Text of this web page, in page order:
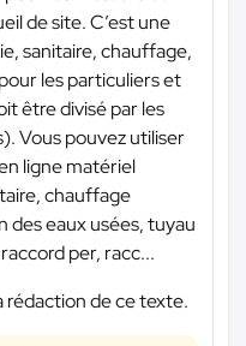
de site. C’est une
sanitaire, chauffage,
les particuliers et
être divisé par les
Vous pouvez utiliser
ligne matériel
chauffage
des eaux usées, tuyau
per, racc...
rédaction de ce texte.